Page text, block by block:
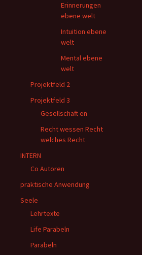
Erinnerungen
ebene welt
Intuition ebene
welt
Mental ebene
welt
Projektfeld 2
Projektfeld 3
Gesellschaft en
Recht wessen Recht
welches Recht
INTERN
Co Autoren
praktische Anwendung
Seele
Lehrtexte
Life Parabeln
Parabeln